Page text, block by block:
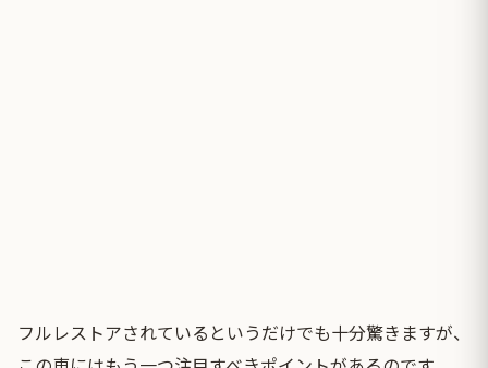
フルレストアされているというだけでも十分驚きますが、